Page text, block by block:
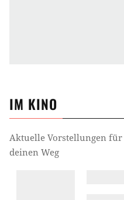
IM KINO
Aktuelle Vorstellungen für
deinen Weg